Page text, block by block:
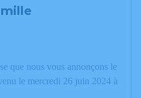
que nous vous annonçons le
le mercredi 26 juin 2024 à